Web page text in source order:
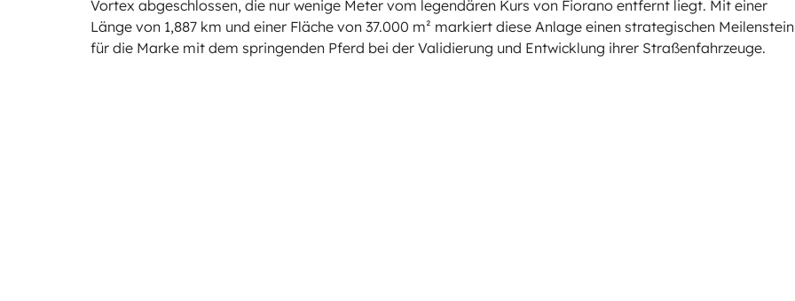
Vortex abgeschlossen, die nur wenige Meter vom legendären Kurs von Fiorano entfernt liegt. Mit einer
Länge von 1,887 km und einer Fläche von 37.000 m² markiert diese Anlage einen strategischen Meilenstein
für die Marke mit dem springenden Pferd bei der Validierung und Entwicklung ihrer Straßenfahrzeuge.